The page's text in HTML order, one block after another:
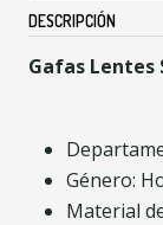
DESCRIPCIÓN
Gafas Lentes
Género:
Material